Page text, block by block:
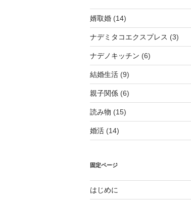
婿取婚(14)
ナデミタコエクスプレス (3)
ナデノキッチン (6)
結婚生活(9)
親子関係(6)
読み物 (15)
婚活(14)
固定ページ
はじめに